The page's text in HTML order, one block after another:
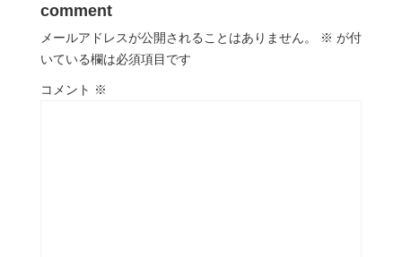
comment
メールアドレスが公開されることはありません。 ※ が付
いている欄は必須項目です
コメント ※